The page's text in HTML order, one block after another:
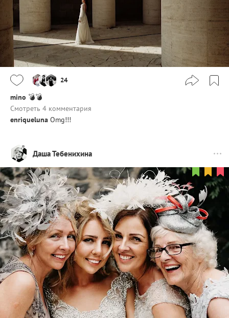
24
mino 💣💣
Смотреть 4 комментария
enriqueluna Omg!!!
Даша Тебенихина